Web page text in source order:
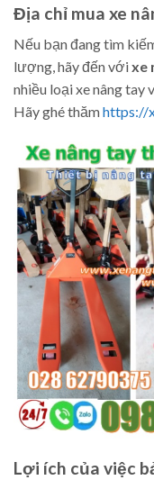
Địa chỉ mua xe
Nếu bạn đang tìm
lượng, hãy đến vớixe
nhiều loại xe nâng tay
Hãy ghé thămhttps://
Lợi ích của việc